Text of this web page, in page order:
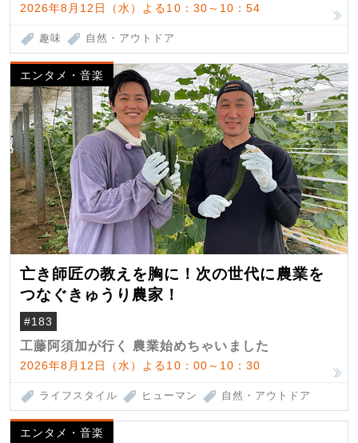
2026年8月12日（水）よる10：30～10：54
趣味 自然・アウトドア
エンタメ・音楽
亡き師匠の教えを胸に！次の世代に農業を
つなぐきゅうり農家！
#183
工藤阿須加が行く 農業始めちゃいました
2026年8月12日（水）よる10：00～10：30
ライフスタイル ヒューマン 自然・アウトドア
エンタメ・音楽